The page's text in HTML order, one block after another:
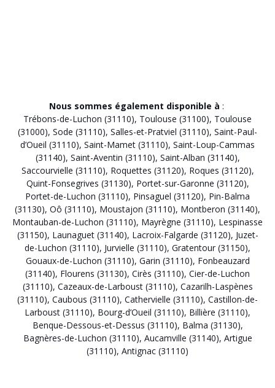
Nous sommes également disponible à :
Trébons-de-Luchon (31110), Toulouse (31100), Toulouse
(31000), Sode (31110), Salles-et-Pratviel (31110), Saint-Paul-
d’Oueil (31110), Saint-Mamet (31110), Saint-Loup-Cammas
(31140), Saint-Aventin (31110), Saint-Alban (31140),
Saccourvielle (31110), Roquettes (31120), Roques (31120),
Quint-Fonsegrives (31130), Portet-sur-Garonne (31120),
Portet-de-Luchon (31110), Pinsaguel (31120), Pin-Balma
(31130), Oô (31110), Moustajon (31110), Montberon (31140),
Montauban-de-Luchon (31110), Mayrègne (31110), Lespinasse
(31150), Launaguet (31140), Lacroix-Falgarde (31120), Juzet-
de-Luchon (31110), Jurvielle (31110), Gratentour (31150),
Gouaux-de-Luchon (31110), Garin (31110), Fonbeauzard
(31140), Flourens (31130), Cirès (31110), Cier-de-Luchon
(31110), Cazeaux-de-Larboust (31110), Cazarilh-Laspènes
(31110), Caubous (31110), Cathervielle (31110), Castillon-de-
Larboust (31110), Bourg-d’Oueil (31110), Billière (31110),
Benque-Dessous-et-Dessus (31110), Balma (31130),
Bagnères-de-Luchon (31110), Aucamville (31140), Artigue
(31110), Antignac (31110)